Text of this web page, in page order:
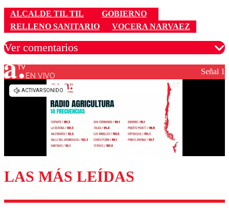
ALCALDE TIL TIL
GOBIERNO
RELLENO SANITARIO
VOCERA NARVAEZ
Ver comentarios
Los comentarios son moderados para garantizar un
Enviar comentario
EN VIVO Señal 1
LAS MÁS LEÍDAS